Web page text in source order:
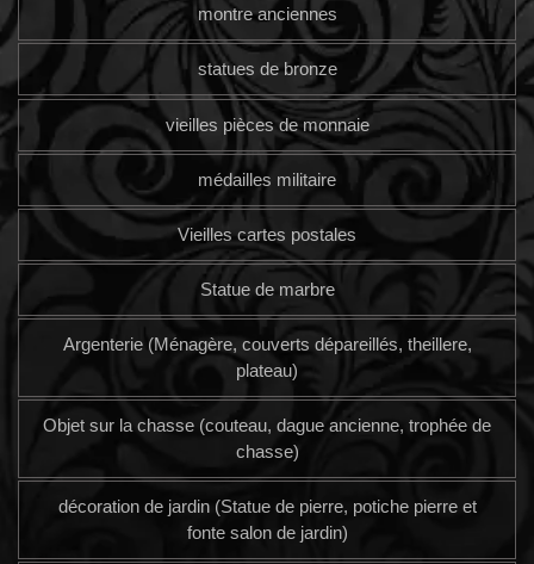
montre anciennes
statues de bronze
vieilles pièces de monnaie
médailles militaire
Vieilles cartes postales
Statue de marbre
Argenterie (Ménagère, couverts dépareillés, theillere,
plateau)
Objet sur la chasse (couteau, dague ancienne, trophée de
chasse)
décoration de jardin (Statue de pierre, potiche pierre et
fonte salon de jardin)